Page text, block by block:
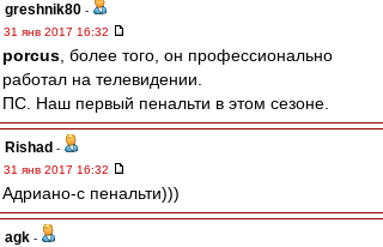
greshnik80 -
31 янв 2017 16:32
porcus , более того, он профессионально
работал на телевидении.
ПС. Наш первый пенальти в этом сезоне.
Rishad -
31 янв 2017 16:32
Адриано-с пенальти)))
agk -